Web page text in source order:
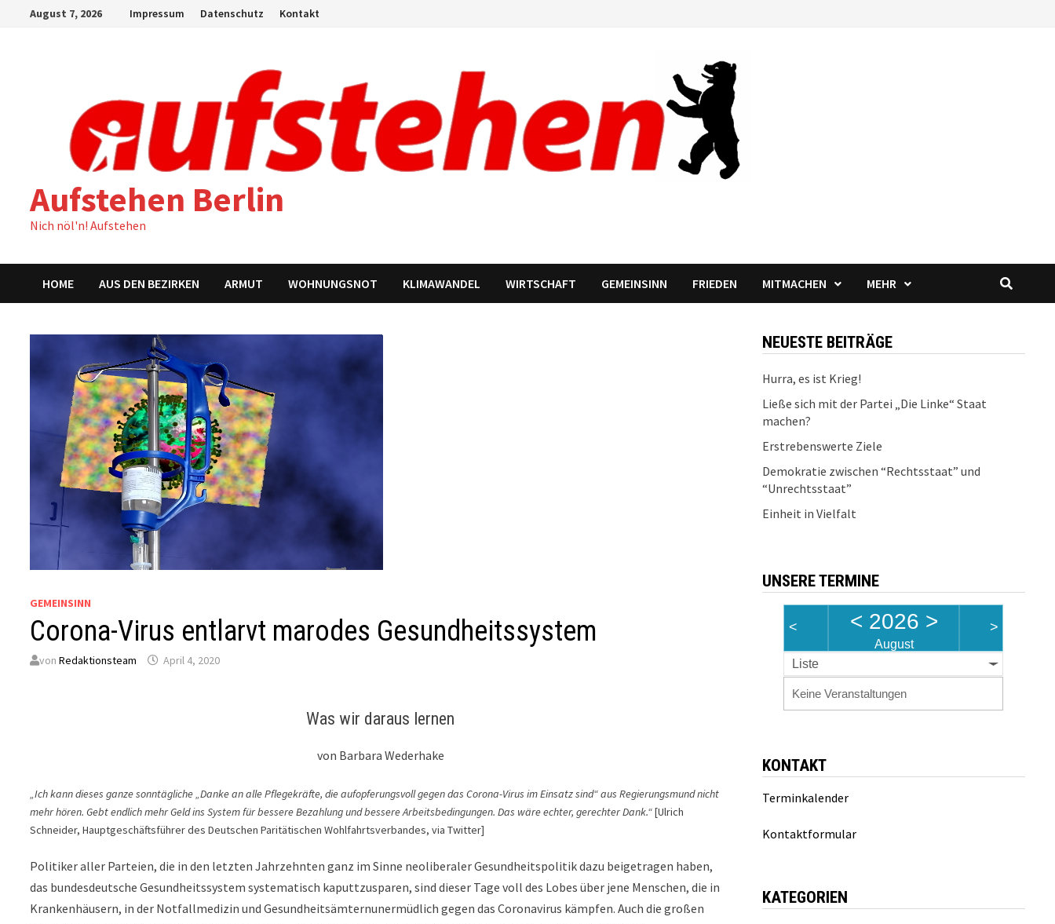
August 7, 2026 Impressum Datenschutz Kontakt
Aufstehen Berlin
Nich nöl'n! Aufstehen
HOME AUS DEN BEZIRKEN ARMUT WOHNUNGSNOT KLIMAWANDEL WIRTSCHAFT GEMEINSINN FRIEDEN MITMACHEN MEHR
GEMEINSINN
Corona-Virus entlarvt marodes Gesundheitssystem
vonRedaktionsteam April 4, 2020
Was wir daraus lernen
von Barbara Wederhake
„Ich kann dieses ganze sonntägliche „Danke an alle Pflegekräfte, die aufopferungsvoll gegen das Corona-Virus im Einsatz sind“ aus Regierungsmund nicht
mehr hören. Gebt endlich mehr Geld ins System für bessere Bezahlung und bessere Arbeitsbedingungen. Das wäre echter, gerechter Dank.“[Ulrich
Schneider, Hauptgeschäftsführer des Deutschen Paritätischen Wohlfahrtsverbandes, via Twitter]
Politiker aller Parteien, die in den letzten Jahrzehnten ganz im Sinne neoliberaler Gesundheitspolitik dazu beigetragen haben,
das bundesdeutsche Gesundheitssystem systematisch kaputtzusparen, sind dieser Tage voll des Lobes über jene Menschen, die in
Krankenhäusern, in der Notfallmedizin und Gesundheitsämternunermüdlich gegen das Coronavirus kämpfen. Auch die großen
NEUESTE BEITRÄGE
Hurra, es ist Krieg!
Ließe sich mit der Partei „Die Linke“ Staat
machen?
Erstrebenswerte Ziele
Demokratie zwischen “Rechtsstaat” und
“Unrechtsstaat”
Einheit in Vielfalt
UNSERE TERMINE
< < 2026 >
August
>
Liste
Keine Veranstaltungen
KONTAKT
Terminkalender
Kontaktformular
KATEGORIEN